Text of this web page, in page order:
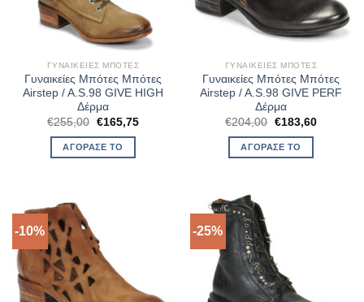
ΓΥΝΑΙΚΕΊΕΣ ΜΠΌΤΕΣ
Γυναικείες Μπότες Μπότες
Airstep / A.S.98 GIVE HIGH
Δέρμα
€255,00 Original
was:
€255,00.
€165,75Η
ΑΓΌΡΑΣΈ ΤΟ
ΓΥΝΑΙΚΕΊΕΣ ΜΠΌΤΕΣ
Γυναικείες Μπότες Μπότες
Airstep / A.S.98 GIVE PERF
Δέρμα
€204,00 Original
was:
€204,00.
€183,60Η
ΑΓΌΡΑΣΈ ΤΟ
-10% -25%